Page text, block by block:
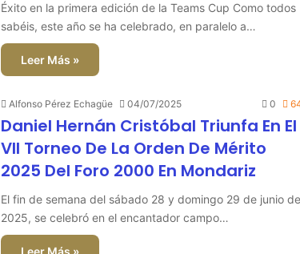
Éxito en la primera edición de la Teams Cup Como todos
sabéis, este año se ha celebrado, en paralelo a…
Leer Más »
Alfonso Pérez Echagüe 04/07/2025 0
Daniel Hernán Cristóbal Triunfa En El
VII Torneo De La Orden De Mérito
2025 Del Foro 2000 En Mondariz
El fin de semana del sábado 28 y domingo 29 de junio de
2025, se celebró en el encantador campo…
Leer Más »